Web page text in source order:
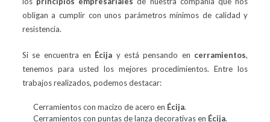
obligan a cumplir con unos parámetros mínimos de calidad y
resistencia.
Si se encuentra en Écija y está pensando en cerramientos,
tenemos para usted los mejores procedimientos. Entre los
trabajos realizados, podemos destacar:
Cerramientos con macizo de acero en Écija.
Cerramientos con puntas de lanza decorativas en Écija.